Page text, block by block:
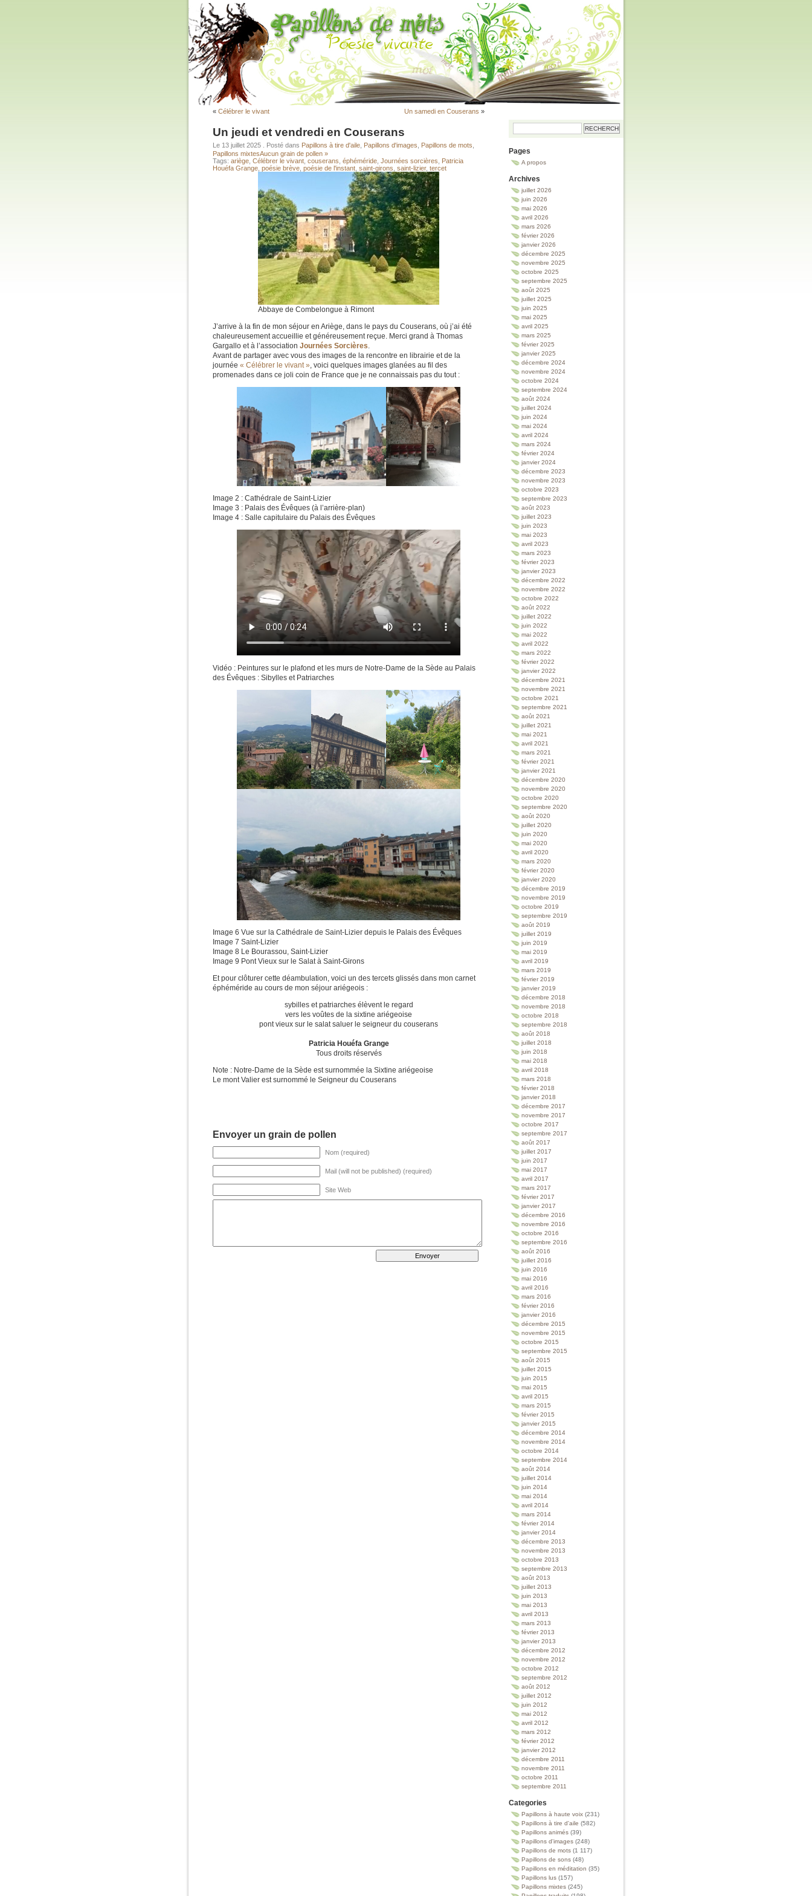
« Célébrer le vivant Un samedi en Couserans »
Un jeudi et vendredi en Couserans
Le 13 juillet 2025 . Posté dans Papillons à tire d'aile Papillons d'images Papillons de mots
Papillons mixtesAucun grain de pollen »
Tags: ariège Célébrer le vivant couserans éphéméride Journées sorcières
Patricia
Houéfa Grange poésie brève poésie de l'instant saint-girons saint-lizier, tercet
Abbaye de Combelongue à Rimont
J’arrive à la fin de mon séjour en Ariège, dans le pays du Couserans, où j’ai été
chaleureusement accueillie et généreusement reçue. Merci grand à Thomas
Gargallo et à l’association Journées Sorcières.
Avant de partager avec vous des images de la rencontre en librairie et de la
journée « Célébrer le vivant », voici quelques images glanées au fil des
promenades dans ce joli coin de France que je ne connaissais pas du tout :
Image 2 : Cathédrale de Saint-Lizier
Image 3 : Palais des Évêques (à l’arrière-plan)
Image 4 : Salle capitulaire du Palais des Évêques
Vidéo : Peintures sur le plafond et les murs de Notre-Dame de la Sède au Palais
des Évêques : Sibylles et Patriarches
Image 6 Vue sur la Cathédrale de Saint-Lizier depuis le Palais des Évêques
Image 7 Saint-Lizier
Image 8 Le Bourassou, Saint-Lizier
Image 9 Pont Vieux sur le Salat à Saint-Girons
Et pour clôturer cette déambulation, voici un des tercets glissés dans mon carnet
éphéméride au cours de mon séjour ariégeois :
sybilles et patriarches élèvent le regard
vers les voûtes de la sixtine ariégeoise
pont vieux sur le salat saluer le seigneur du couserans
Patricia Houéfa Grange
Tous droits réservés
Note : Notre-Dame de la Sède est surnommée la Sixtine ariégeoise
Le mont Valier est surnommé le Seigneur du Couserans
Envoyer un grain de pollen
Nom (required)
Mail (will not be published) (required)
Site Web
Pages
A propos
Archives
juillet 2026
juin 2026
mai 2026
avril 2026
mars 2026
février 2026
janvier 2026
décembre 2025
novembre 2025
octobre 2025
septembre 2025
août 2025
juillet 2025
juin 2025
mai 2025
avril 2025
mars 2025
février 2025
janvier 2025
décembre 2024
novembre 2024
octobre 2024
septembre 2024
août 2024
juillet 2024
juin 2024
mai 2024
avril 2024
mars 2024
février 2024
janvier 2024
décembre 2023
novembre 2023
octobre 2023
septembre 2023
août 2023
juillet 2023
juin 2023
mai 2023
avril 2023
mars 2023
février 2023
janvier 2023
décembre 2022
novembre 2022
octobre 2022
août 2022
juillet 2022
juin 2022
mai 2022
avril 2022
mars 2022
février 2022
janvier 2022
décembre 2021
novembre 2021
octobre 2021
septembre 2021
août 2021
juillet 2021
mai 2021
avril 2021
mars 2021
février 2021
janvier 2021
décembre 2020
novembre 2020
octobre 2020
septembre 2020
août 2020
juillet 2020
juin 2020
mai 2020
avril 2020
mars 2020
février 2020
janvier 2020
décembre 2019
novembre 2019
octobre 2019
septembre 2019
août 2019
juillet 2019
juin 2019
mai 2019
avril 2019
mars 2019
février 2019
janvier 2019
décembre 2018
novembre 2018
octobre 2018
septembre 2018
août 2018
juillet 2018
juin 2018
mai 2018
avril 2018
mars 2018
février 2018
janvier 2018
décembre 2017
novembre 2017
octobre 2017
septembre 2017
août 2017
juillet 2017
juin 2017
mai 2017
avril 2017
mars 2017
février 2017
janvier 2017
décembre 2016
novembre 2016
octobre 2016
septembre 2016
août 2016
juillet 2016
juin 2016
mai 2016
avril 2016
mars 2016
février 2016
janvier 2016
décembre 2015
novembre 2015
octobre 2015
septembre 2015
août 2015
juillet 2015
juin 2015
mai 2015
avril 2015
mars 2015
février 2015
janvier 2015
décembre 2014
novembre 2014
octobre 2014
septembre 2014
août 2014
juillet 2014
juin 2014
mai 2014
avril 2014
mars 2014
février 2014
janvier 2014
décembre 2013
novembre 2013
octobre 2013
septembre 2013
août 2013
juillet 2013
juin 2013
mai 2013
avril 2013
mars 2013
février 2013
janvier 2013
décembre 2012
novembre 2012
octobre 2012
septembre 2012
août 2012
juillet 2012
juin 2012
mai 2012
avril 2012
mars 2012
février 2012
janvier 2012
décembre 2011
novembre 2011
octobre 2011
septembre 2011
Categories
Papillons à haute voix (231)
Papillons à tire d'aile (582)
Papillons animés (39)
Papillons d'images (248)
Papillons de mots (1 117)
Papillons de sons (48)
Papillons en méditation (35)
Papillons lus (157)
Papillons mixtes (245)